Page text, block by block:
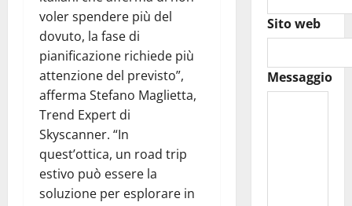
voler spendere più del
dovuto, la fase di
pianificazione richiede più
attenzione del previsto”,
afferma Stefano Maglietta,
Trend Expert di
Skyscanner. “In
quest’ottica, un road trip
estivo può essere la
soluzione per esplorare in
Sito web
Messaggio